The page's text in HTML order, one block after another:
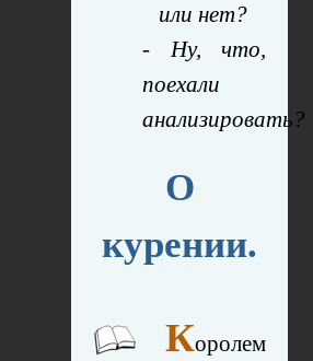
или нет?
- Ну, что,
поехали
анализировать?
О
курении.
Королем